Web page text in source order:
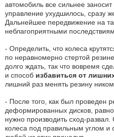
автомобиль все сильнее
управление ухудшилось, сразу
Дальнейшее передвижение на
неблагоприятными
- Определить, что колеса
по неравномерно стертой
долго ждать, так что вовремя
и способ избавиться от
лишний раз менять резину
- После того, как был проведен
деформированных дисков,
нужно производить сход-
колеса под правильным углом